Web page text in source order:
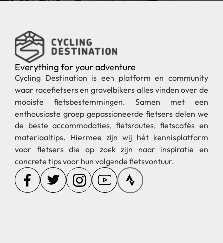
Everything for your adventure
Cycling Destination is een platform en community
waar racefietsers en gravelbikers alles vinden over de
mooiste fietsbestemmingen. Samen met een
enthousiaste groep gepassioneerde fietsers delen we
de beste accommodaties, fietsroutes, fietscafés en
materiaaltips. Hiermee zijn wij hét kennisplatform
voor fietsers die op zoek zijn naar inspiratie en
concrete tips voor hun volgende fietsvontuur.